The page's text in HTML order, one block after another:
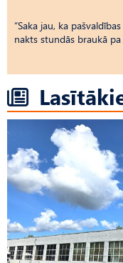
“Saka jau, ka
nakts stundās braukā